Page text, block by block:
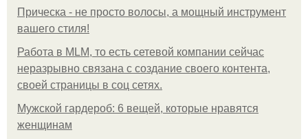
Прическа - не просто волосы, а мощный инструмент
вашего стиля!
Работа в MLM, то есть сетевой компании сейчас
неразрывно связана с создание своего контента,
своей страницы в соц сетях.
Мужской гардероб: 6 вещей, которые нравятся
женщинам